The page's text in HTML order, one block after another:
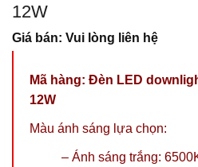
12W
Giá bán: Vui lòng liên hệ
Mã hàng: Đèn LED
12W
Màu ánh sáng lựa chọn:
– Ánh sáng trắng: